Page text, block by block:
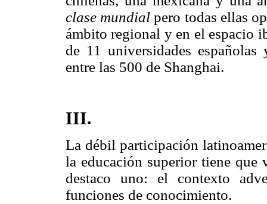
clase mundialpero todas ellas
ámbito regional y en el espacio
de 11 universidades
entre las 500 de Shanghai.
III.
La débil participación
la educación superior tiene que
destaco uno: el contexto
funciones de conocimiento.